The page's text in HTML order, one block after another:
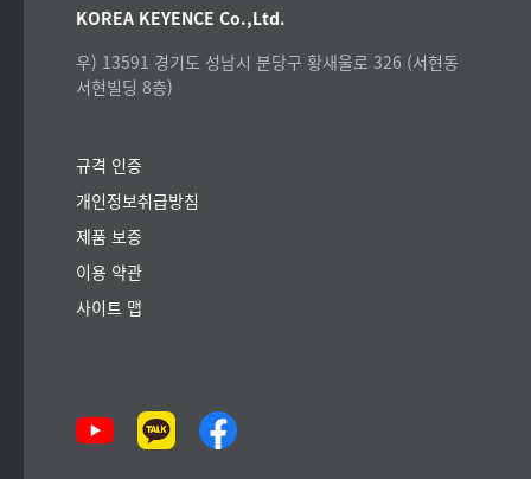
KOREA KEYENCE Co.,Ltd.
우) 13591 경기도 성남시 분당구 황새울로 326 (서현동
서현빌딩 8층)
규격 인증
개인정보취급방침
제품 보증
이용 약관
사이트 맵